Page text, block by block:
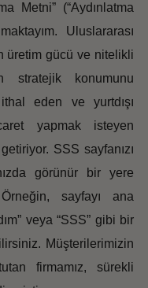
Metni” (“Aydınlatma
Uluslararası
üretim gücü ve nitelikli
stratejik konumunu
eden ve yurtdışı
yapmak isteyen
SSS sayfanızı
görünür bir yere
sayfayı ana
veya “SSS” gibi bir
Müşterilerimizin
firmamız, sürekli